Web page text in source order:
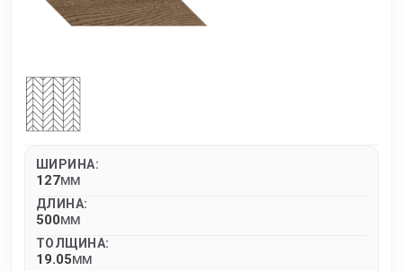
ШИРИНА:
127MM
ДЛИНА:
500MM
ТОЛЩИНА:
19.05MM